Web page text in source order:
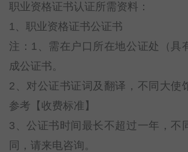
职业资格证书认证所需资料：
1、职业资格证书公证书
注：1、需在户口所在地公证处（具
成公证书。
2、对公证书证词及翻译，不同大使
参考【收费标准】
3、公证书时间最长不超过一年，不
同，请来电咨询。